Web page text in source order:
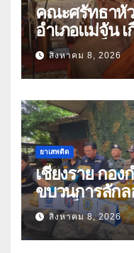
คณะศรัทธาหั
อำเภอแม่จัน
แก๊งคอลเซ็นเ
ปีกว่า 66 บัญชี
สิงหาคม 8, 2026
ยาเสพติด
เชียงราย กอง
ขบวนการลัก
ล้านเม็ด
สิงหาคม 8, 2026